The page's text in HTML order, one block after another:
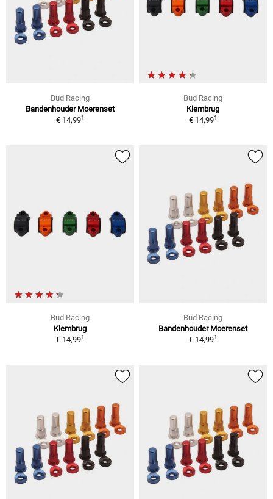
Bud Racing
Bandenhouder Moerenset
€ 14,991
Bud Racing
Klembrug
€ 14,991
Bud Racing
Klembrug
€ 14,991
Bud Racing
Bandenhouder Moerenset
€ 14,991